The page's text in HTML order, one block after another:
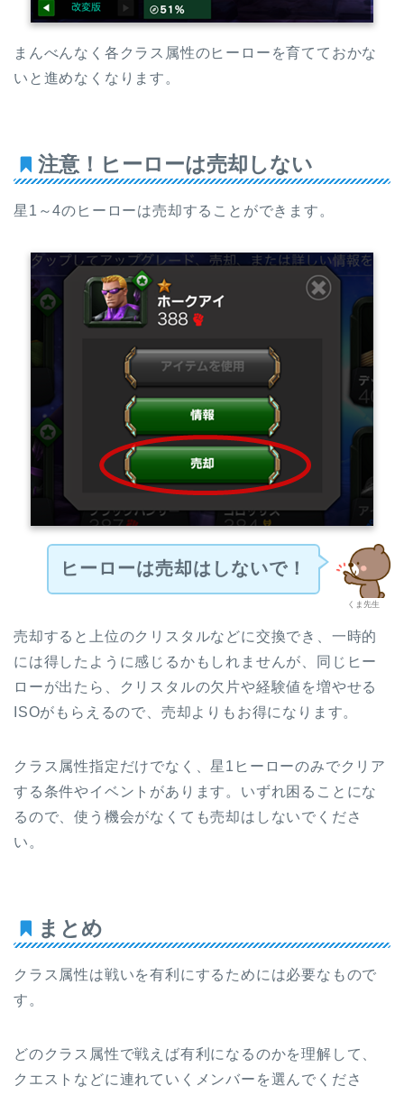
まんべんなく各クラス属性のヒーローを育てておかな
いと進めなくなります。
注意！ヒーローは売却しない
星1～4のヒーローは売却することができます。
くま先生
ヒーローは売却はしないで！
売却すると上位のクリスタルなどに交換でき、一時的
には得したように感じるかもしれませんが、同じヒー
ローが出たら、クリスタルの欠片や経験値を増やせる
ISOがもらえるので、売却よりもお得になります。
ク ラス属性指定だけでなく、星1ヒーローのみでクリア
する条件やイベントがあります。 いずれ困ることにな
るので、使う機会がなくても売却はしないでくださ
い。
まとめ
クラス属性は戦いを有利にするためには必要なもので
す。
どのクラス属性で戦えば有利になるのかを理解して、
クエストなどに連れていくメンバーを選んでくださ